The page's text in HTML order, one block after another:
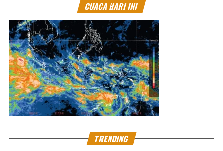
Longsoran teratasi, Bogor- Sukabumi Normal
MES Dono
North Jakarta Journalist
CUACA HARI INI
TRENDING